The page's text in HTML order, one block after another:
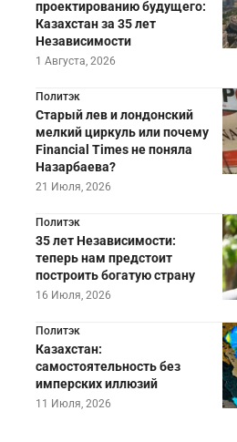
проектированию будущего:
Казахстан за 35 лет
Независимости
1 Августа, 2026
Политэк
Старый лев и лондонский
мелкий циркуль или почему
Financial Times не поняла
Назарбаева?
21 Июля, 2026
Политэк
35 лет Независимости:
теперь нам предстоит
построить богатую страну
16 Июля, 2026
Политэк
Казахстан:
самостоятельность без
имперских иллюзий
11 Июля, 2026